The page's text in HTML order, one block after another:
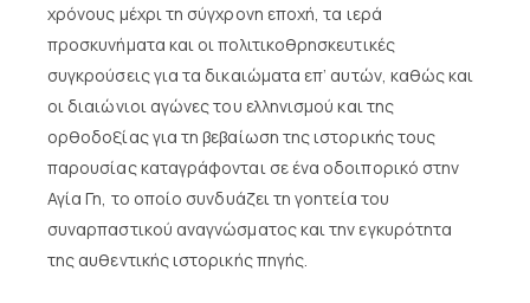
χρόνους μέχρι τη σύγχρονη εποχή, τα ιερά
προσκυνήματα και οι πολιτικοθρησκευτικές
συγκρούσεις για τα δικαιώματα επ’ αυτών, καθώς και
οι διαιώνιοι αγώνες του ελληνισμού και της
ορθοδοξίας για τη βεβαίωση της ιστορικής τους
παρουσίας καταγράφονται σε ένα οδοιπορικό στην
Αγία Γη, το οποίο συνδυάζει τη γοητεία του
συναρπαστικού αναγνώσματος και την εγκυρότητα
της αυθεντικής ιστορικής πηγής.